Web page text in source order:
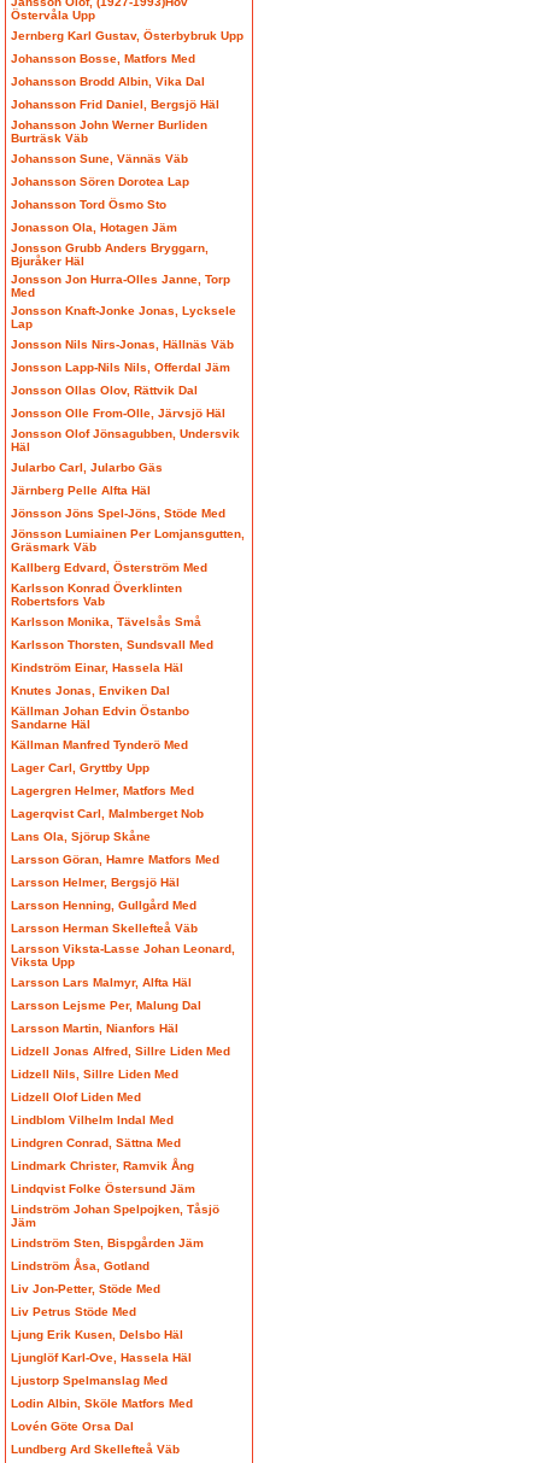
Östervåla Upp
Jernberg Karl Gustav, Österbybruk Upp
Johansson Bosse, Matfors Med
Johansson Brodd Albin, Vika Dal
Johansson Frid Daniel, Bergsjö Häl
Johansson John Werner Burliden
Burträsk Väb
Johansson Sune, Vännäs Väb
Johansson Sören Dorotea Lap
Johansson Tord Ösmo Sto
Jonasson Ola, Hotagen Jäm
Jonsson Grubb Anders Bryggarn,
Bjuråker Häl
Jonsson Jon Hurra-Olles Janne, Torp
Med
Jonsson Knaft-Jonke Jonas, Lycksele
Lap
Jonsson Nils Nirs-Jonas, Hällnäs Väb
Jonsson Lapp-Nils Nils, Offerdal Jäm
Jonsson Ollas Olov, Rättvik Dal
Jonsson Olle From-Olle, Järvsjö Häl
Jonsson Olof Jönsagubben, Undersvik
Häl
Jularbo Carl, Jularbo Gäs
Järnberg Pelle Alfta Häl
Jönsson Jöns Spel-Jöns, Stöde Med
Jönsson Lumiainen Per Lomjansgutten,
Gräsmark Väb
Kallberg Edvard, Österström Med
Karlsson Konrad Överklinten
Robertsfors Vab
Karlsson Monika, Tävelsås Små
Karlsson Thorsten, Sundsvall Med
Kindström Einar, Hassela Häl
Knutes Jonas, Enviken Dal
Källman Johan Edvin Östanbo
Sandarne Häl
Källman Manfred Tynderö Med
Lager Carl, Gryttby Upp
Lagergren Helmer, Matfors Med
Lagerqvist Carl, Malmberget Nob
Lans Ola, Sjörup Skåne
Larsson Göran, Hamre Matfors Med
Larsson Helmer, Bergsjö Häl
Larsson Henning, Gullgård Med
Larsson Herman Skellefteå Väb
Larsson Viksta-Lasse Johan Leonard,
Viksta Upp
Larsson Lars Malmyr, Alfta Häl
Larsson Lejsme Per, Malung Dal
Larsson Martin, Nianfors Häl
Lidzell Jonas Alfred, Sillre Liden Med
Lidzell Nils, Sillre Liden Med
Lidzell Olof Liden Med
Lindblom Vilhelm Indal Med
Lindgren Conrad, Sättna Med
Lindmark Christer, Ramvik Ång
Lindqvist Folke Östersund Jäm
Lindström Johan Spelpojken, Tåsjö
Jäm
Lindström Sten, Bispgården Jäm
Lindström Åsa, Gotland
Liv Jon-Petter, Stöde Med
Liv Petrus Stöde Med
Ljung Erik Kusen, Delsbo Häl
Ljunglöf Karl-Ove, Hassela Häl
Ljustorp Spelmanslag Med
Lodin Albin, Sköle Matfors Med
Lovén Göte Orsa Dal
Lundberg Ard Skellefteå Väb